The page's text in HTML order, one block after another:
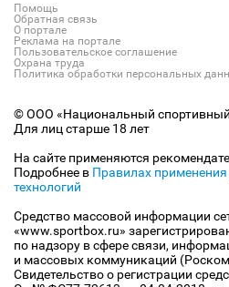
Помощь
Обратная связь
О портале
Реклама на портале
Пользовательское соглашение
Охрана труда
Политика обработки персональных
© ООО «Национальный
Для лиц старше 18 лет
На сайте применяются
Подробнее в Правилах
технологий
Средство массовой информации
«www.sportbox.ru»
по надзору в сфере связи,
и массовых коммуникаций
Свидетельство о регистрации